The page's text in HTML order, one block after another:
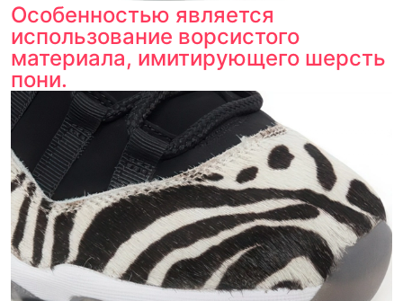
Особенностью является
использование ворсистого
материала, имитирующего шерсть
пони.